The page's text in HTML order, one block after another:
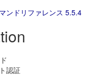
ンドリファレンス 5.5.4
認証